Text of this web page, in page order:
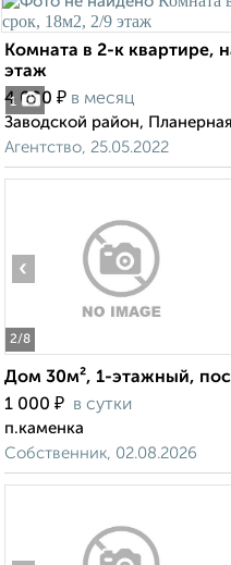
1
Комната в 2-к квартире,
этаж
4 000 ₽ в месяц
Заводской район,
Агентство, 25.05.2022
2/8
‹
Дом 30м², 1-этажный,
1 000 ₽ в сутки
п.каменка
Собственник, 02.08.2026